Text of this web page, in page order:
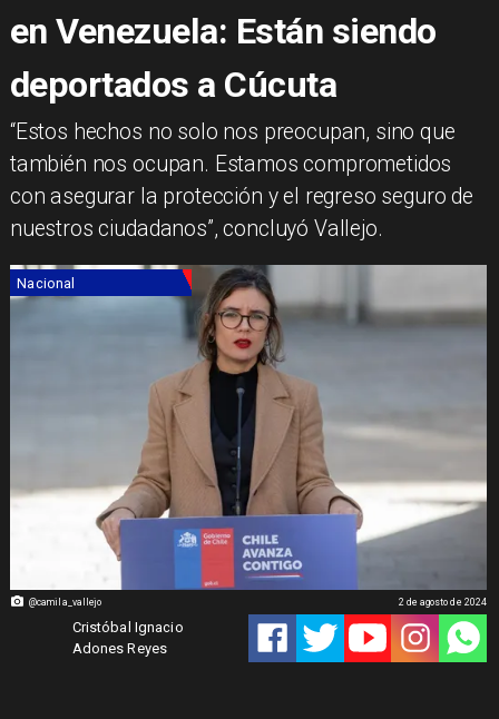
en Venezuela: Están siendo
deportados a Cúcuta
“Estos hechos no solo nos preocupan, sino que
también nos ocupan. Estamos comprometidos
con asegurar la protección y el regreso seguro de
nuestros ciudadanos”, concluyó Vallejo.
@camila_vallejo
Nacional
Cristóbal Ignacio
Adones Reyes
2 de agosto de 2024